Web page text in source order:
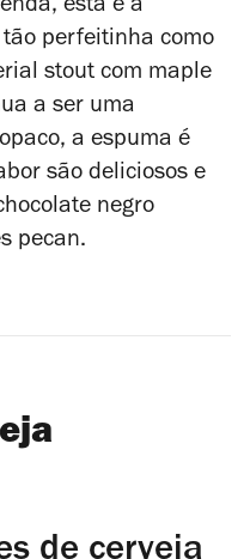
esta é a
perfeitinha como
stout com maple
a ser uma
a espuma é
são deliciosos e
negro
pecan.